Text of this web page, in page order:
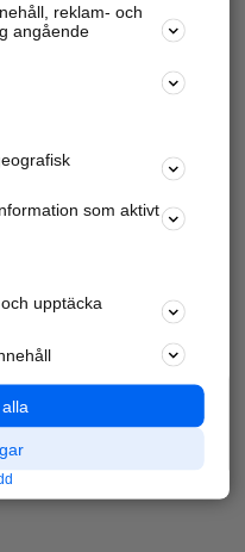
reklam- och
angående
som aktivt
upptäcka